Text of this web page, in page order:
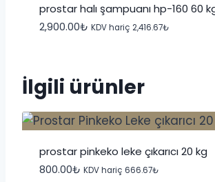
prostar halı şampuanı hp-160 60
2,900.00₺ KDV hariç 2,416.67₺
İlgili ürünler
prostar pinkeko leke çıkarıcı 20 kg
800.00₺ KDV hariç 666.67₺